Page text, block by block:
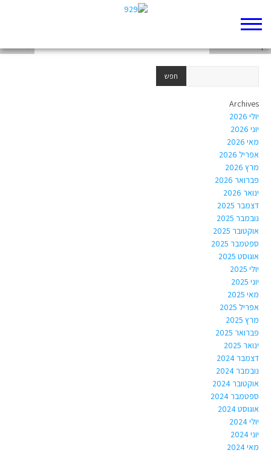
Archives
יולי 2026
יוני 2026
מאי 2026
אפריל 2026
מרץ 2026
פברואר 2026
ינואר 2026
דצמבר 2025
נובמבר 2025
אוקטובר 2025
ספטמבר 2025
אוגוסט 2025
יולי 2025
יוני 2025
מאי 2025
אפריל 2025
מרץ 2025
פברואר 2025
ינואר 2025
דצמבר 2024
נובמבר 2024
אוקטובר 2024
ספטמבר 2024
אוגוסט 2024
יולי 2024
יוני 2024
מאי 2024